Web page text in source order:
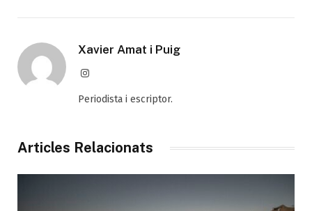
Xavier Amat i Puig
Instagram
Periodista i escriptor.
Articles Relacionats